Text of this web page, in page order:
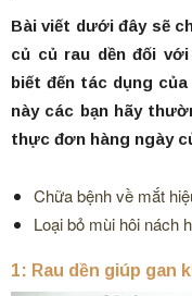
Bài viết dưới đây sẽ
củ củ rau dền đối
biết đến tác dụng
này các bạn hãy
thực đơn hàng ngày
Chữa bệnh về mắt
Loại bỏ mùi hôi nách
1: Rau dền giúp gan